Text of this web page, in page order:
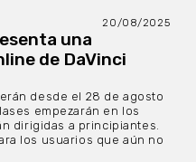
20/08/2025
una
de DaVinci
desde el 28 de agosto
empezarán en los
dirigidas a principiantes.
los usuarios que aún no